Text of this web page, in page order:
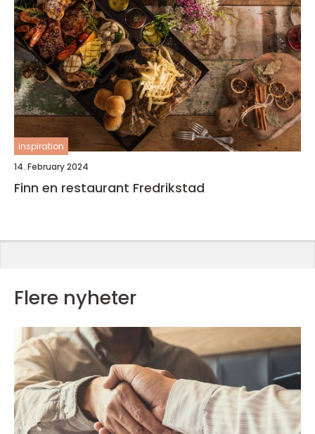
inspiration
14. February 2024
Finn en restaurant Fredrikstad
Flere nyheter